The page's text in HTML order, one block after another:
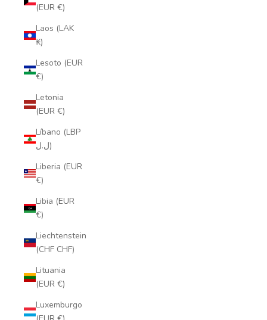
(EUR €)
Laos (LAK
₭)
Lesoto (EUR
€)
Letonia
(EUR €)
Líbano (LBP
ل.ل)
Liberia (EUR
€)
Libia (EUR
€)
Liechtenstein
(CHF CHF)
Lituania
(EUR €)
Luxemburgo